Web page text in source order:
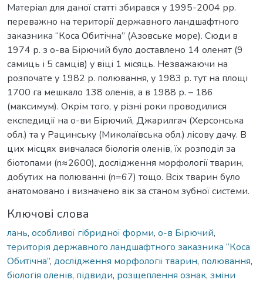
Матеріал для даної статті збирався у 1995-2004 рр.
переважно на території державного ландшафтного
заказника “Коса Обитічна” (Азовське море). Сюди в
1974 р. з о-ва Бірючий було доставлено 14 оленят (9
самиць і 5 самців) у віці 1 місяць. Незважаючи на
розпочате у 1982 р. полювання, у 1983 р. тут на площі
1700 га мешкало 138 оленів, а в 1988 р. – 186
(максимум). Окрім того, у різні роки проводилися
експедиції на о-ви Бірючий, Джарилгач (Херсонська
обл.) та у Рацинську (Миколаївська обл.) лісову дачу. В
цих місцях вивчалася біологія оленів, їх розподіл за
біотопами (n≈2600), дослідження морфології тварин,
добутих на полюванні (n=67) тощо. Всіх тварин було
анатомовано і визначено вік за станом зубної системи.
Ключові слова
лань, особливої гібридної форми, о-в Бірючий,
територія державного ландшафтного заказника “Коса
Обитічна”, дослідження морфології тварин, полювання,
біологія оленів, підвиди, розщеплення ознак, зміни